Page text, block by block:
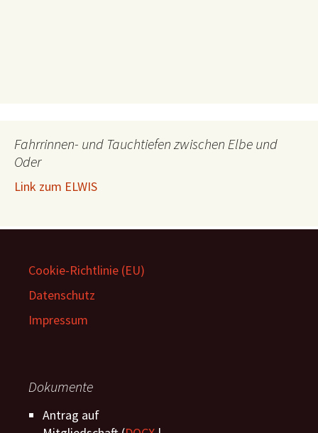
Fahrrinnen- und Tauchtiefen zwischen Elbe und
Oder
Link zum ELWIS
Cookie-Richtlinie (EU)
Datenschutz
Impressum
Dokumente
Antrag auf